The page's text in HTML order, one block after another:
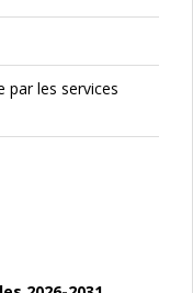
par les services